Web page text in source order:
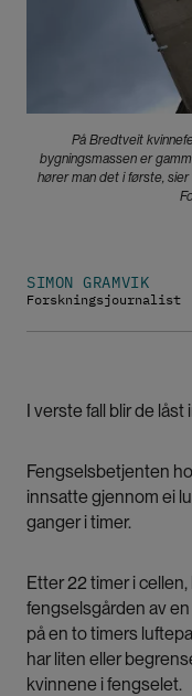
På Bredtveit
bygningsmassen er
hører man det i første,
SIMON GRAMVIK
Forskningsjournalist
I verste fall blir de låst
Fengselsbetjenten
innsatte gjennom ei
ganger i timer.
Etter 22 timer i
fengselsgården av
på en to timers
har liten eller
kvinnene i fengselet.